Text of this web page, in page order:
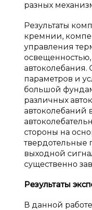
разных
Результаты
кремнии,
управления
параметров и
большой
различных
автоколебаний
стороны на
твердотельные
выходной
существенно
Результаты
В данной